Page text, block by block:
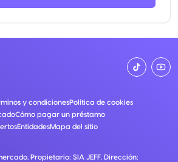
y condicionesPolítica de cookies
Cómo pagar un préstamo
EntidadesMapa del sitio
. Propietario: SIA JEFF. Dirección: